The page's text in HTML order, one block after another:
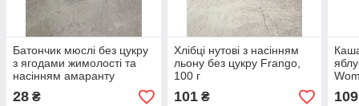
Батончик мюслі без цукру
з ягодами жимолості та
насінням амаранту
"Здоровий перекус", 25 г
28 ₴
Хлібці нутові з насінням
льону без цукру Frango,
100 г
101₴ 109